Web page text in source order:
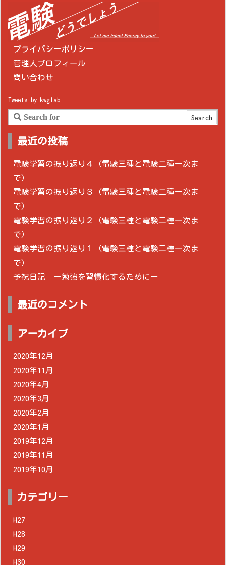
プライバシーポリシー
管理人プロフィール
問い合わせ
Tweets by kwglab
最近の投稿
電験学習の振り返り４（電験三種と電験二種一次ま
で）
電験学習の振り返り３（電験三種と電験二種一次ま
で）
電験学習の振り返り２（電験三種と電験二種一次ま
で）
電験学習の振り返り１（電験三種と電験二種一次ま
で）
予祝日記 ー勉強を習慣化するためにー
最近のコメント
アーカイブ
2020年12月
2020年11月
2020年4月
2020年3月
2020年2月
2020年1月
2019年12月
2019年11月
2019年10月
カテゴリー
H27
H28
H29
H30